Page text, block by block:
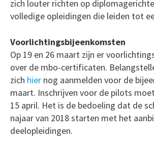
zich louter richten op
volledige opleidingen die leiden tot
Voorlichtingsbijeenkomsten
Op 19 en 26 maart zijn er
over de mbo-certificaten.
zich hier nog aanmelden voor de
maart. Inschrijven voor de pilots
15 april. Het is de bedoeling dat de
najaar van 2018 starten met het
deelopleidingen.